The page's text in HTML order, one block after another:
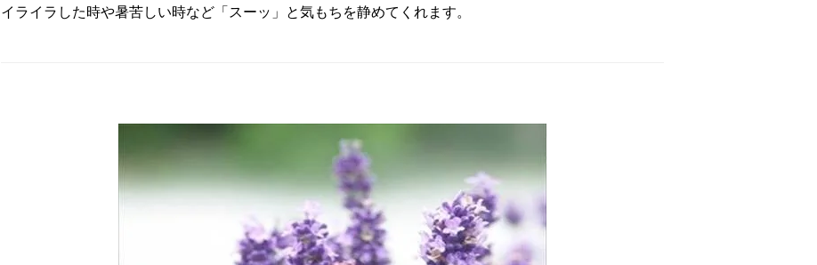
イライラした時や暑苦しい時など「スーッ」と気もちを静めてくれます。